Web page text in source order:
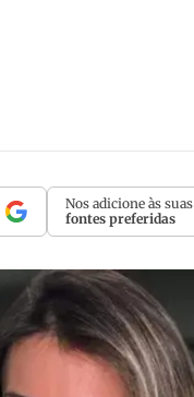
Nos adicione às suas
fontes preferidas